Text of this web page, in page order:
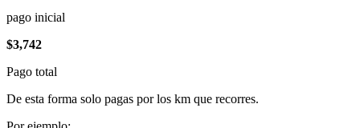
pago inicial
$3,742
Pago total
De esta forma solo pagas por los km que recorres.